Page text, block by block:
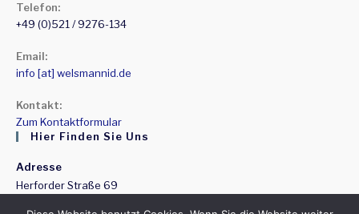
Telefon:
+49 (0)521 / 9276-134
Email:
info [at] welsmannid.de
Kontakt:
Zum Kontaktformular
Hier Finden Sie Uns
Adresse
Herforder Straße 69